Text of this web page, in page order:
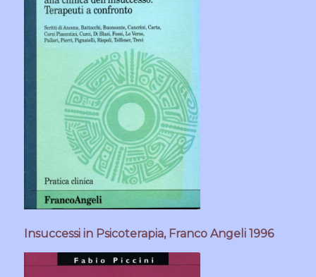
Insuccessi in Psicoterapia, Franco Angeli 1996